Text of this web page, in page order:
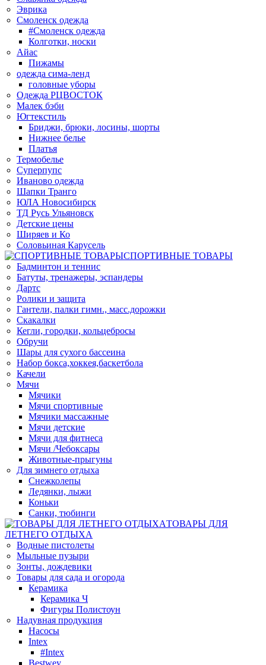
Эврика
Смоленск одежда
#Смоленск одежда
Колготки, носки
Айас
Пижамы
одежда сима-ленд
головные уборы
Одежда РЦВОСТОК
Малек бэби
Югтекстиль
Бриджи, брюки, лосины, шорты
Нижнее белье
Платья
Термобелье
Суперпупс
Иваново одежда
Шапки Транго
ЮЛА Новосибирск
ТД Русь Ульяновск
Детские цены
Ширяев и Ко
Соловьиная Карусель
СПОРТИВНЫЕ ТОВАРЫ
Бадминтон и теннис
Батуты, тренажеры, эспандеры
Дартс
Ролики и защита
Гантели, палки гимн., масс.дорожки
Скакалки
Кегли, городки, кольцебросы
Обручи
Шары для сухого бассеина
Набор бокса,хоккея,баскетбола
Качели
Мячи
Мячики
Мячи спортивные
Мячики массажные
Мячи детские
Мячи для фитнеса
Мячи /Чебоксары
Животные-прыгуны
Для зимнего отдыха
Снежколепы
Ледянки, лыжи
Коньки
Санки, тюбинги
ТОВАРЫ ДЛЯ
ЛЕТНЕГО ОТДЫХА
Водные пистолеты
Мыльные пузыри
Зонты, дождевики
Товары для сада и огорода
Керамика
Керамика Ч
Фигуры Полистоун
Надувная продукция
Насосы
Intex
#Intex
Bestwey